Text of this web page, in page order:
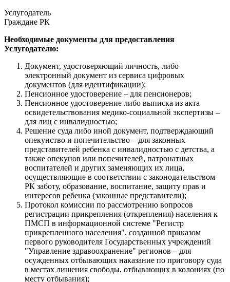
Услугодатель
Граждане РК
Необходимые документы для предоставления
Услугодателю:
Документ, удостоверяющий личность, либо
электронный документ из сервиса цифровых
документов (для идентификации);
Пенсионное удостоверение – для пенсионеров;
Пенсионное удостоверение либо выписка из акта
освидетельствования медико-социальной экспертизы –
для лиц с инвалидностью;
Решение суда либо иной документ, подтверждающий
опекунство и попечительство – для законных
представителей ребенка с инвалидностью с детства, а
также опекунов или попечителей, патронатных
воспитателей и других заменяющих их лица,
осуществляющие в соответствии с законодательством
РК заботу, образование, воспитание, защиту прав и
интересов ребенка (законные представители);
Протокол комиссии по рассмотрению вопросов
регистрации прикрепления (открепления) населения к
ПМСП в информационной системе "Регистр
прикрепленного населения", созданной приказом
первого руководителя Государственных учреждений
"Управление здравоохранение" регионов – для
осужденных отбывающих наказание по приговору суда
в местах лишения свободы, отбывающих в колониях (по
месту отбывания);